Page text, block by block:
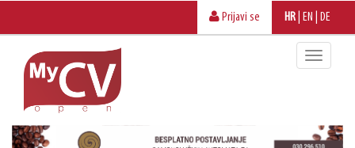
HR EN DE
Prijavi se